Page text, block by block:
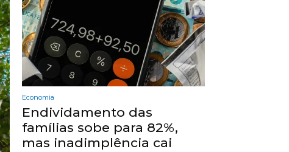
Economia
Endividamento das
famílias sobe para 82%,
mas inadimplência cai